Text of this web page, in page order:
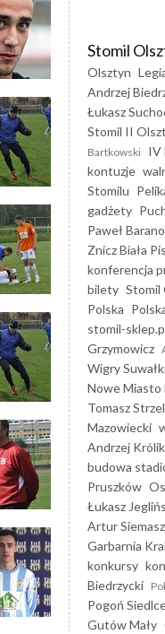
Stomil
Olsztyn
Andrzej
Łukasz
Stomil II
Bartkowski IV
kontuzje
Stomilu
gadżety
Paweł
Znicz Biała
konferencja
bilety Stomil
Polska
stomil-
Grzymowicz
Wigry
Nowe Miasto
Tomasz
Mazowiecki
Andrzej
budowa
Pruszków
Łukasz
Artur
Garbarnia
konkursy
Biedrzycki
Pogoń
Gutów Mały